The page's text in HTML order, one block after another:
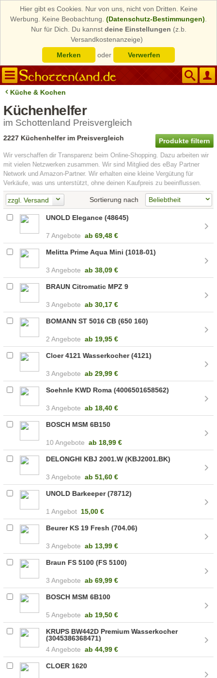
Hier gibt es Cookies. Nur von uns, nicht von Dritten. Keine
Werbung. Keine Beobachtung. (Datenschutz-Bestimmungen)
Nur für Dich. Du kannst deine Einstellungen (z.b.
Versandkostenanzeige)
Merken
oder Verwerfen
Küche & Kochen
Küchenhelfer
im Schottenland Preisvergleich
Produkte filtern
2227 Küchenhelfer im Preisvergleich
Wir verschaffen dir Transparenz beim Online-Shopping. Dazu arbeiten wir
mit vielen Netzwerken zusammen. Wir sind Mitglied des eBay Partner
Network und Amazon-Partner. Wir erhalten eine kleine Vergütung für
Verkäufe, was uns unterstützt, ohne deinen Kaufpreis zu beeinflussen.
zzgl. Versand Sortierung nach
UNOLD Elegance (48645)
7 Angebote ab 69,48 €
Melitta Prime Aqua Mini (1018-01)
3 Angebote ab 38,09 €
BRAUN Citromatic MPZ 9
3 Angebote ab 30,17 €
BOMANN ST 5016 CB (650 160)
2 Angebote ab 19,95 €
Cloer 4121 Wasserkocher (4121)
3 Angebote ab 29,99 €
Soehnle KWD Roma (4006501658562)
3 Angebote ab 18,40 €
BOSCH MSM 6B150
10 Angebote ab 18,99 €
DELONGHI KBJ 2001.W (KBJ2001.BK)
3 Angebote ab 51,60 €
UNOLD Barkeeper (78712)
1 Angebot 15,00 €
Beurer KS 19 Fresh (704.06)
3 Angebote ab 13,99 €
Braun FS 5100 (FS 5100)
3 Angebote ab 69,99 €
BOSCH MSM 6B100
5 Angebote ab 19,50 €
KRUPS BW442D Premium Wasserkocher
(3045386368471)
4 Angebote ab44,99 €
CLOER 1620